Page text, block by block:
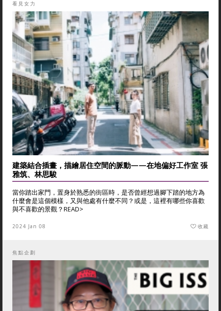
看見女力
建築結合插畫，描繪居住空間的脈動——在地偏好工作室 張
雅筑、林思駿
當你踏出家門，置身於熟悉的街區時，是否曾經想過腳下踏的地方為
什麼會是這個模樣，又與他處有什麼不同？或是，這裡有哪些你喜歡
與不喜歡的景觀？READ>
2024 Jan 08 收藏
焦點企劃